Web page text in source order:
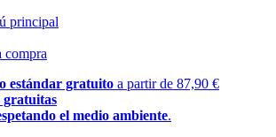
principal
compra
estándar gratuito a partir de 87,90 €
gratuitas
el medio ambiente.